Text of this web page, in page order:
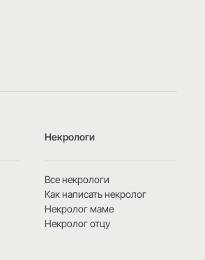
Некрологи
Все некрологи
Как написать некролог
Некролог маме
Некролог отцу